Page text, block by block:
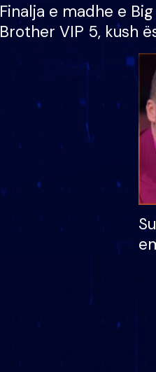
Finalja e madhe e Big
Brother VIP 5, kush
banori i parë që lë
dhe humb
të fituar çmimin e